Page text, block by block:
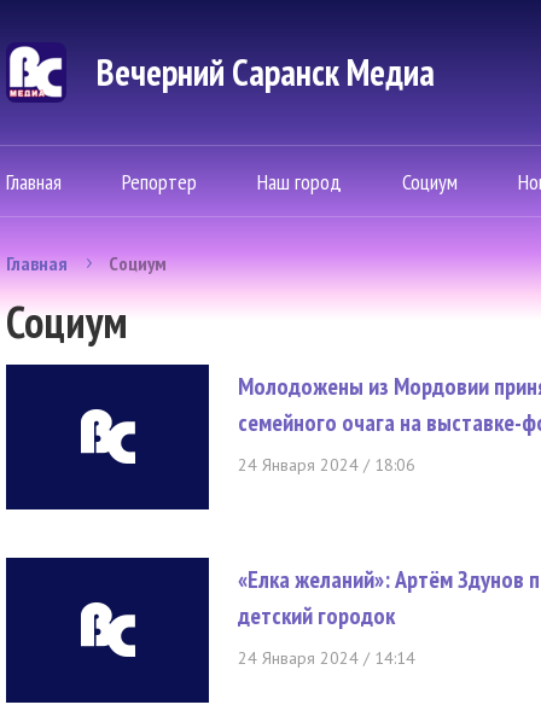
Вечерний Саранск Mедиа
Главная Репортер Наш город Социум
Главная Социум
Социум
Молодожены из Мордовии
семейного очага на выставке-
24 Января 2024 / 18:06
«Елка желаний»: Артём Здунов
детский городок
24 Января 2024 / 14:14